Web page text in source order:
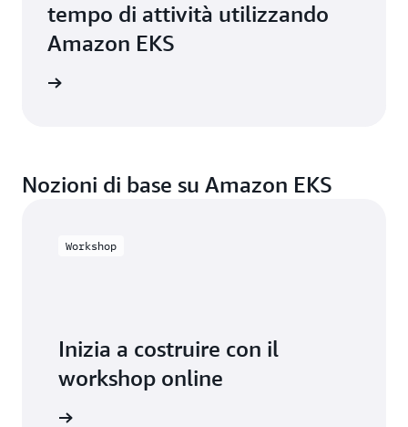
tempo di attività utilizzando
Amazon EKS
Nozioni di base su Amazon EKS
Workshop
Inizia a costruire con il
workshop online